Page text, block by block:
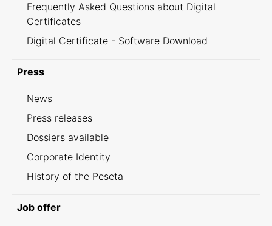
Frequently Asked Questions about Digital
Certificates
Digital Certificate - Software Download
Press
News
Press releases
Dossiers available
Corporate Identity
History of the Peseta
Job offer